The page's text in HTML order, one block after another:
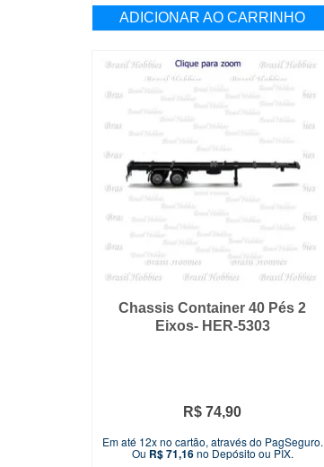
ADICIONAR AO CARRINHO
Chassis Container 40 Pés 2
Eixos- HER-5303
R$ 74,90
Em até 12x no cartão, através do PagSeguro.
Ou R$71,16no Depósito ou PIX.